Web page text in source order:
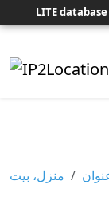
LITE database
منزل، بيت